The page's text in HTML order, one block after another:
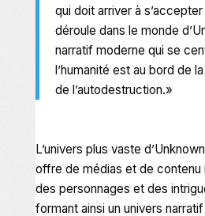
qui doit arriver à
déroule dans le monde d’
narratif moderne qui se
l’humanité est au bord de
de l’autodestruction.»
L’univers plus vaste d’
offre de médias et de contenu
des personnages et des
formant ainsi un univers